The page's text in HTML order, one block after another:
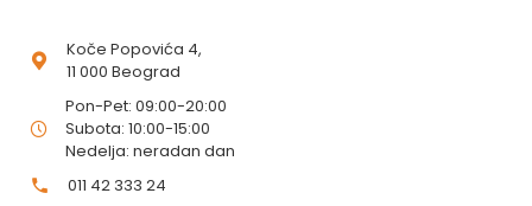
Koče Popovića 4,
11 000 Beograd
Pon-Pet: 09:00-20:00
Subota: 10:00-15:00
Nedelja: neradan dan
011 42 333 24